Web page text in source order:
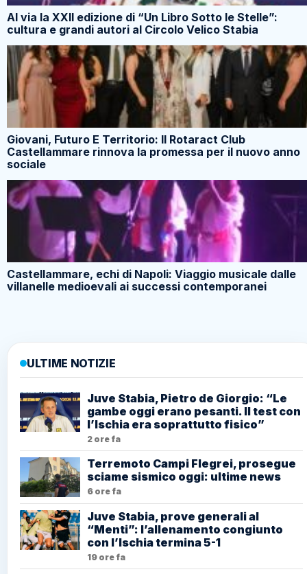
Al via la XXII edizione di “Un Libro Sotto le Stelle”:
cultura e grandi autori al Circolo Velico Stabia
Giovani, Futuro E Territorio: Il Rotaract Club
Castellammare rinnova la promessa per il nuovo anno
sociale
Castellammare, echi di Napoli: Viaggio musicale dalle
villanelle medioevali ai successi contemporanei
ULTIME NOTIZIE
Juve Stabia, Pietro de Giorgio: “Le
gambe oggi erano pesanti. Il test con
l’Ischia era soprattutto fisico”
2 ore fa
Terremoto Campi Flegrei, prosegue
sciame sismico oggi: ultime news
6 ore fa
Juve Stabia, prove generali al
“Menti”: l’allenamento congiunto
con l’Ischia termina 5-1
19 ore fa